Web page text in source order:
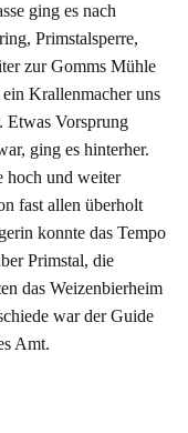
ging es nach
Primstalsperre,
zur Gomms Mühle
Krallenmacher uns
Etwas Vorsprung
ging es hinterher.
hoch und weiter
fast allen überholt
konnte das Tempo
Primstal, die
das Weizenbierheim
war der Guide
Amt.